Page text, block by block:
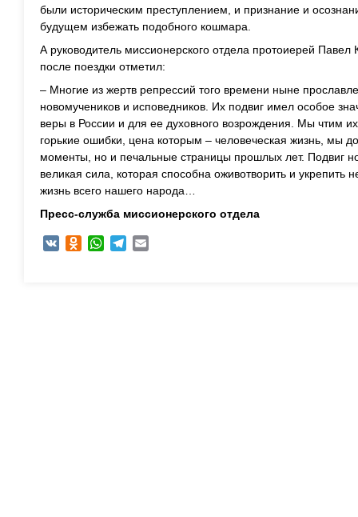
были историческим преступлением, и признание и
будущем избежать подобного кошмара.
А руководитель миссионерского отдела протоиерей
после поездки отметил:
– Многие из жертв репрессий того времени ныне
новомучеников и исповедников. Их подвиг имел особое
веры в России и для ее духовного возрождения. Мы чтим
горькие ошибки, цена которым – человеческая жизнь, мы
моменты, но и печальные страницы прошлых лет. Подвиг
великая сила, которая способна оживотворить и укрепить
жизнь всего нашего народа…
Пресс-служба миссионерского отдела
VK Odnoklassniki
WhatsAppTelegram